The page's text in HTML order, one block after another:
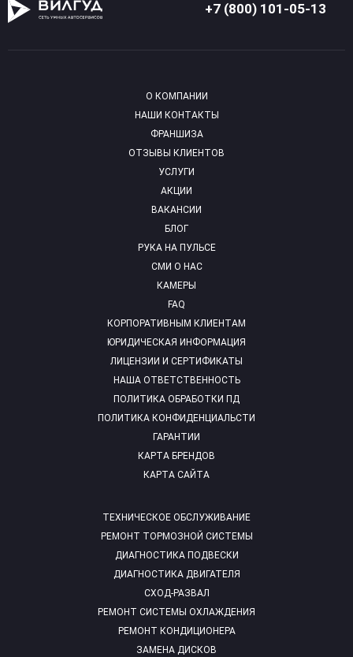
+7 (800) 101-05-13
О КОМПАНИИ
НАШИ КОНТАКТЫ
ФРАНШИЗА
ОТЗЫВЫ КЛИЕНТОВ
УСЛУГИ
АКЦИИ
ВАКАНСИИ
БЛОГ
РУКА НА ПУЛЬСЕ
СМИ О НАС
КАМЕРЫ
FAQ
ТЕХНИЧЕСКОЕ ОБСЛУЖИВАНИЕ
РЕМОНТ ТОРМОЗНОЙ СИСТЕМЫ
ДИАГНОСТИКА ПОДВЕСКИ
ДИАГНОСТИКА ДВИГАТЕЛЯ
СХОД-РАЗВАЛ
РЕМОНТ СИСТЕМЫ ОХЛАЖДЕНИЯ
РЕМОНТ КОНДИЦИОНЕРА
ЗАМЕНА ДИСКОВ
КОРПОРАТИВНЫМ КЛИЕНТАМ
ЮРИДИЧЕСКАЯ ИНФОРМАЦИЯ
ЛИЦЕНЗИИ И СЕРТИФИКАТЫ
НАША ОТВЕТСТВЕННОСТЬ
ПОЛИТИКА ОБРАБОТКИ ПД
ПОЛИТИКА КОНФИДЕНЦИАЛЬСТИ
ГАРАНТИИ
КАРТА БРЕНДОВ
КАРТА САЙТА